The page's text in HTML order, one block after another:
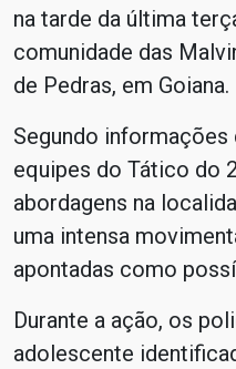
na tarde da última
comunidade das
de Pedras, em Goiana.
Segundo
equipes do Tático do
abordagens na
uma intensa
apontadas como
Durante a ação, os
adolescente